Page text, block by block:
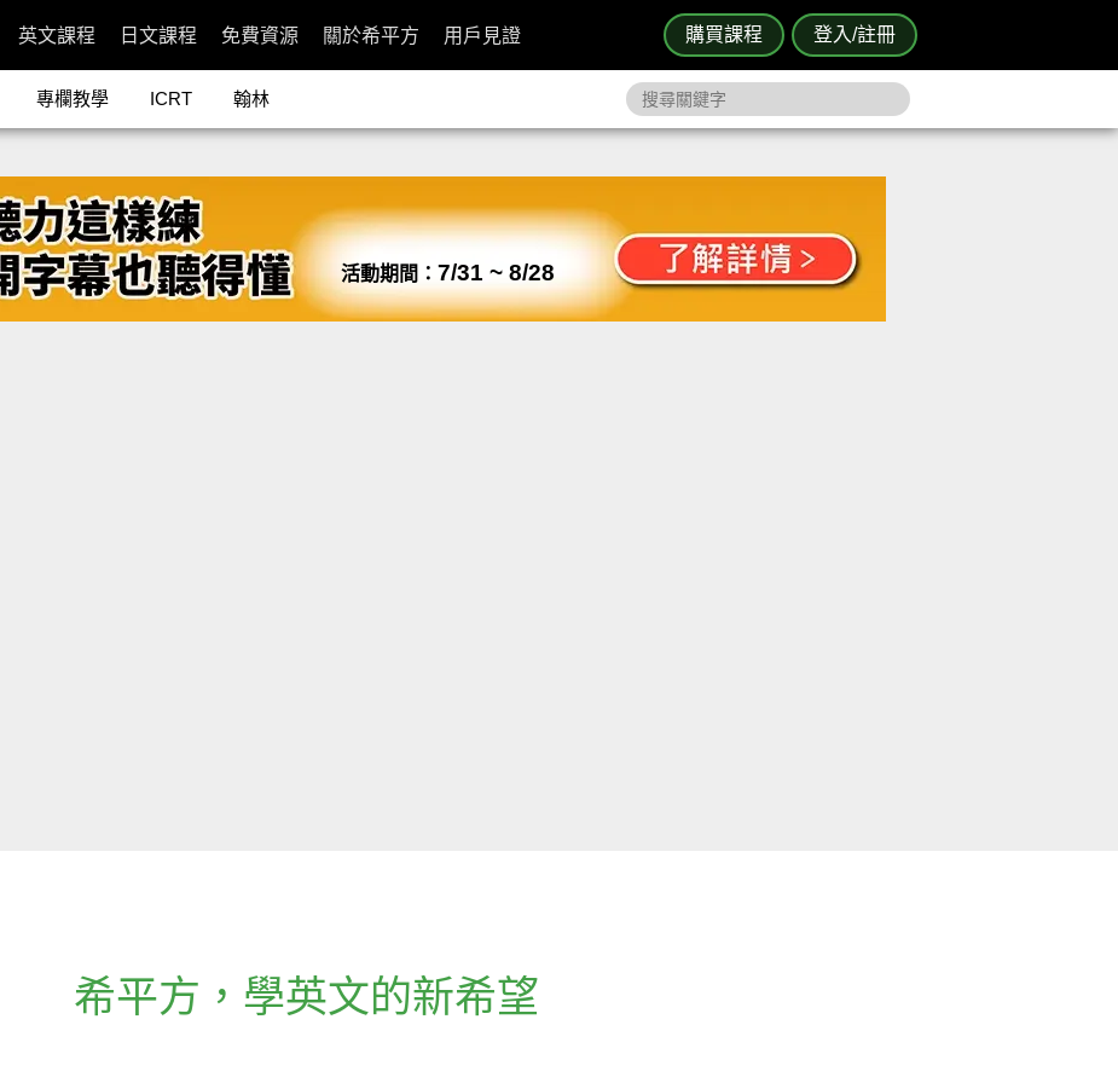
購買課程 登入/註冊
英文課程 日文課程 免費資源 關於希平方 用戶見證
專欄教學 ICRT 翰林
活動期間： 7/31 ~ 8/28
希平方 ， 學英文的新希望